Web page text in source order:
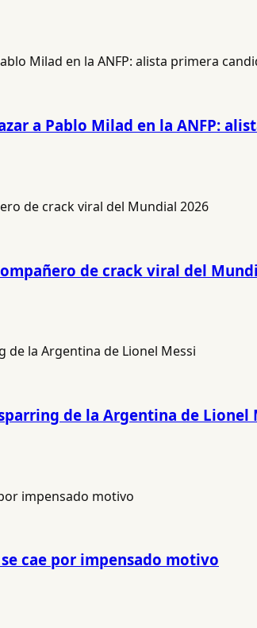
a Pablo Milad en la ANFP:
de crack viral del
de la Argentina de Lionel
cae por impensado motivo